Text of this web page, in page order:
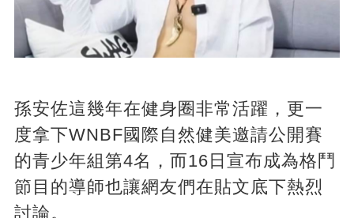
孫安佐這幾年在健身圈非常活躍，更一
度拿下WNBF國際自然健美邀請公開賽
的青少年組第4名，而16日宣布成為格鬥
節目的導師也讓網友們在貼文底下熱烈
討論。